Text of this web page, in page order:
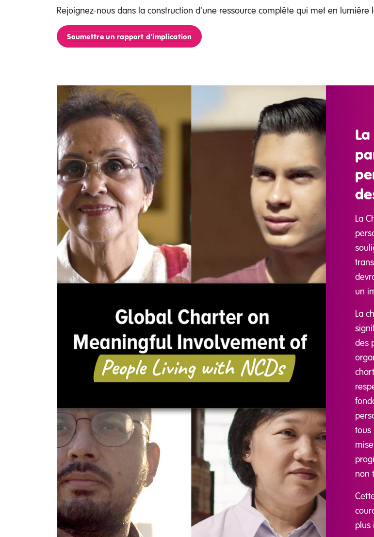
Rejoignez-nous dans la construction d'une ressource complète qui met en
Soumettre un rapport d'implication
La
un
La
des
tous
non
plus